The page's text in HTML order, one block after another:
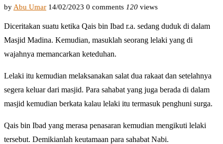
by Abu Umar 14/02/2023 0 comments 120 views
Diceritakan suatu ketika Qais bin Ibad r.a. sedang duduk di dalam
Masjid Madina. Kemudian, masuklah seorang lelaki yang di
wajahnya memancarkan keteduhan.
Lelaki itu kemudian melaksanakan salat dua rakaat dan setelahnya
segera keluar dari masjid. Para sahabat yang juga berada di dalam
masjid kemudian berkata kalau lelaki itu termasuk penghuni surga.
Qais bin Ibad yang merasa penasaran kemudian mengikuti lelaki
tersebut. Demikianlah keutamaan para sahabat Nabi.